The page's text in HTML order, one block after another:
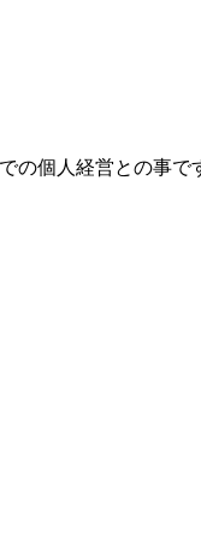
の個人経営との事で